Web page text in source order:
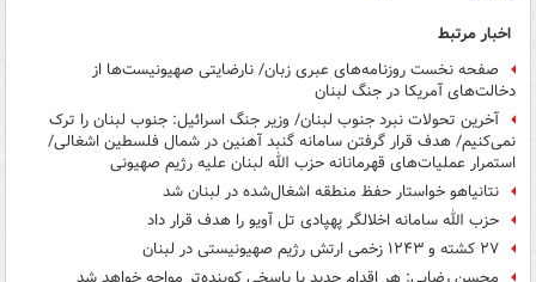
اخبار مرتبط
صفحه نخست روزنامه‌های عبری زبان/ نارضایتی صهیونیست‌ها از
دخالت‌های آمریکا در جنگ لبنان
آخرین تحولات نبرد جنوب لبنان/ وزیر جنگ اسرائیل: جنوب لبنان را ترک
نمی‌کنیم/ هدف قرار گرفتن سامانه گنبد آهنین در شمال فلسطین اشغالی/
استمرار عملیات‌های قهرمانانه حزب الله لبنان علیه رژیم صهیونی
نتانیاهو خواستار حفظ منطقه اشغال‌شده در لبنان شد
حزب الله سامانه اخلالگر پهپادی تل آویو را هدف قرار داد
۲۷ کشته و ۱۲۴۳ زخمی ارتش رژیم صهیونیستی در لبنان